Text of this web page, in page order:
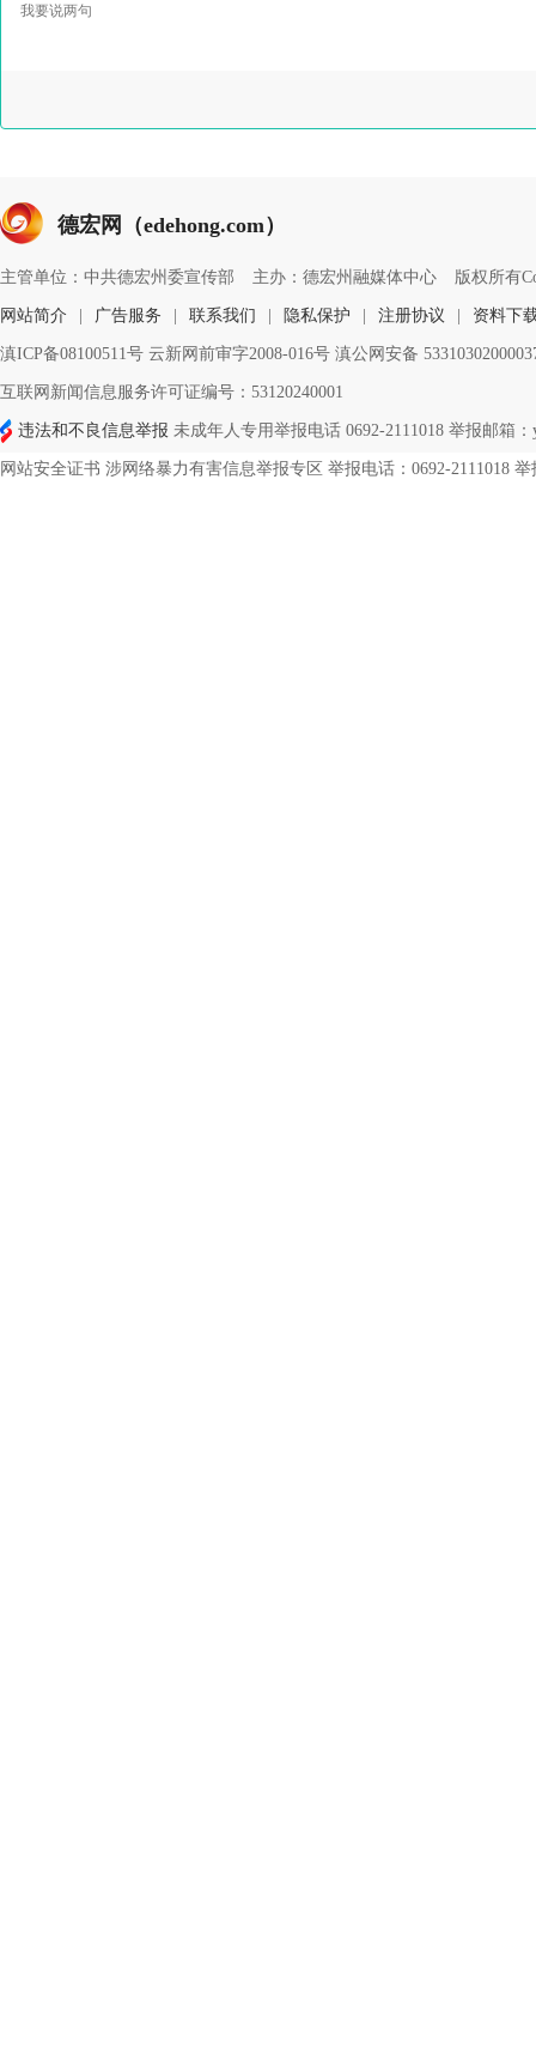
德宏网（edehong.com）
主管单位：中共德宏州委宣传部 主办：德宏州融媒体中心 版权所有
网站简介 广告服务 联系我们 隐私保护 注册协议 资料下
滇ICP备08100511号 云新网前审字2008-016号 滇公网安备
互联网新闻信息服务许可证编号：53120240001
违法和不良信息举报 未成年人专用举报电话 0692-2111018 举报邮箱：
网站安全证书 涉网络暴力有害信息举报专区 举报电话：0692-2111018 举